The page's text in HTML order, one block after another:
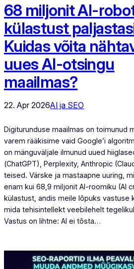
68 miljonit AI-
külastust
Kuidas võita
uues AI-otsingu
maailmas?
22. Apr 2026AI ja SEO
Digiturunduse maailmas on toimunud
varem rääkisime vaid Google’i
on mänguväljale ilmunud uued
(ChatGPT), Perplexity, Anthropic
teised. Värske ja mastaapne uuring,
enam kui 68,9 miljonit AI-roomiku (AI
külastust, andis meile lõpuks vastuse
mida tehisintellekt veebilehelt
Vastus on lihtne: AI ei tõsta…